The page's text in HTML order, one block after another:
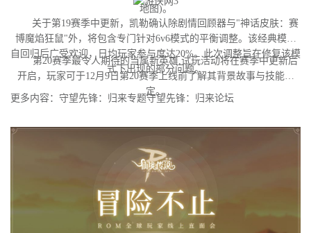
地图)。
关于第19赛季中更新，凯勒确认除剧情回顾器与"神话皮肤：赛
博魔焰狂鼠"外，将包含专门针对6v6模式的平衡调整。该经典模式
自回归后广受欢迎，日均玩家参与度达20%。此次调整旨在修复该模
式下出现的部分问题。
第20赛季最令人期待的当属新英雄,试玩活动将在赛季中更新后
开启，玩家可于12月9日第20赛季上线前了解其背景故事与技能设
定。
更多内容：守望先锋：归来专题守望先锋：归来论坛